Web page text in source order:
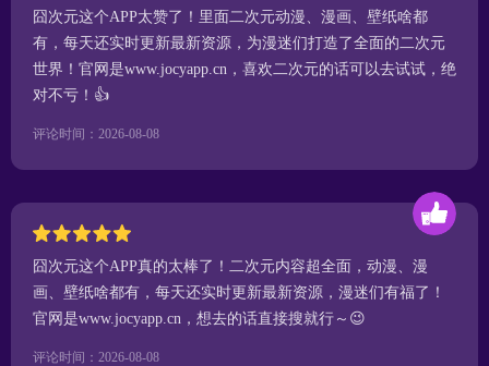
囧次元这个APP太赞了！里面二次元动漫、漫画、壁纸啥都
有，每天还实时更新最新资源，为漫迷们打造了全面的二次元
世界！官网是www.jocyapp.cn，喜欢二次元的话可以去试试，绝
对不亏！👍
评论时间：2026-08-08
囧次元这个APP真的太棒了！二次元内容超全面，动漫、漫
画、壁纸啥都有，每天还实时更新最新资源，漫迷们有福了！
官网是www.jocyapp.cn，想去的话直接搜就行～😉
评论时间：2026-08-08